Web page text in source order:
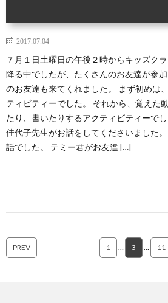
2017.07.04
７月１日土曜日の午後２時からキッズク
降る中でしたが、たくさんのお友達が参
のお友達も来てくれました。 まず初めは
ティビティーでした。 それから、覚えた
たり、書いたりするアクティビティーで
佳代子先生がお話をしてくださいました
話でした。 テミー君がお友達 […]
PREV 1 … 3 … 11